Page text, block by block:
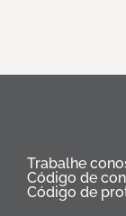
Trabalhe
Código de
Código de